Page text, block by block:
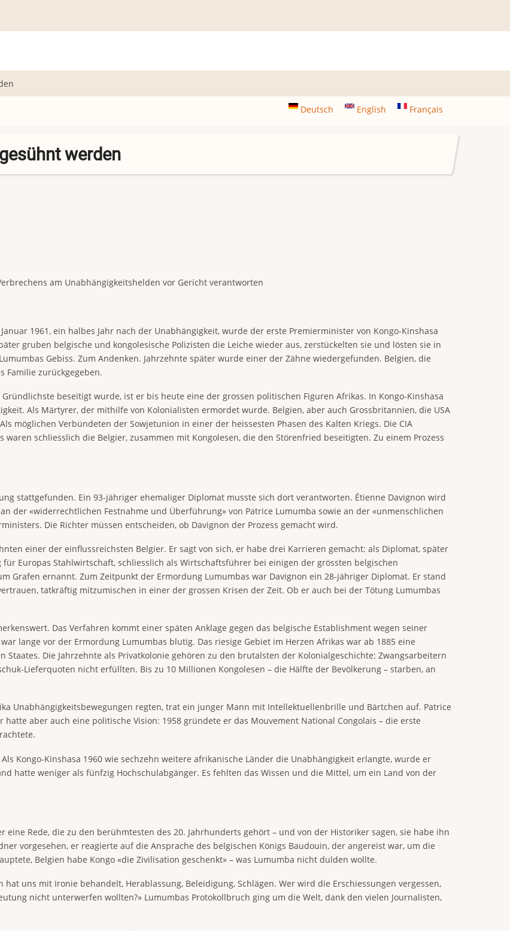
Deutsch English Français
werden
am Unabhängigkeitshelden vor Gericht verantworten
1961, ein halbes Jahr nach der Unabhängigkeit, wurde der erste Premierminister von Kongo-Kinshasa
gruben belgische und kongolesische Polizisten die Leiche wieder aus, zerstückelten sie und lösten sie in
Gebiss. Zum Andenken. Jahrzehnte später wurde einer der Zähne wiedergefunden. Belgien, die
Familie zurückgegeben.
beseitigt wurde, ist er bis heute eine der grossen politischen Figuren Afrikas. In Kongo-Kinshasa
Als Märtyrer, der mithilfe von Kolonialisten ermordet wurde. Belgien, aber auch Grossbritannien, die USA
möglichen Verbündeten der Sowjetunion in einer der heissesten Phasen des Kalten Kriegs. Die CIA
schliesslich die Belgier, zusammen mit Kongolesen, die den Störenfried beseitigten. Zu einem Prozess
stattgefunden. Ein 93-jähriger ehemaliger Diplomat musste sich dort verantworten. Étienne Davignon wird
der «widerrechtlichen Festnahme und Überführung» von Patrice Lumumba sowie an der «unmenschlichen
Die Richter müssen entscheiden, ob Davignon der Prozess gemacht wird.
einer der einflussreichsten Belgier. Er sagt von sich, er habe drei Karrieren gemacht: als Diplomat, später
Europas Stahlwirtschaft, schliesslich als Wirtschaftsführer bei einigen der grössten belgischen
Grafen ernannt. Zum Zeitpunkt der Ermordung Lumumbas war Davignon ein 28-jähriger Diplomat. Er stand
tatkräftig mitzumischen in einer der grossen Krisen der Zeit. Ob er auch bei der Tötung Lumumbas
Das Verfahren kommt einer späten Anklage gegen das belgische Establishment wegen seiner
lange vor der Ermordung Lumumbas blutig. Das riesige Gebiet im Herzen Afrikas war ab 1885 eine
Staates. Die Jahrzehnte als Privatkolonie gehören zu den brutalsten der Kolonialgeschichte: Zwangsarbeitern
Lieferquoten nicht erfüllten. Bis zu 10 Millionen Kongolesen – die Hälfte der Bevölkerung – starben, an
Unabhängigkeitsbewegungen regten, trat ein junger Mann mit Intellektuellenbrille und Bärtchen auf. Patrice
aber auch eine politische Vision: 1958 gründete er das Mouvement National Congolais – die erste
Kongo-Kinshasa 1960 wie sechzehn weitere afrikanische Länder die Unabhängigkeit erlangte, wurde er
hatte weniger als fünfzig Hochschulabgänger. Es fehlten das Wissen und die Mittel, um ein Land von der
Rede, die zu den berühmtesten des 20. Jahrhunderts gehört – und von der Historiker sagen, sie habe ihn
vorgesehen, er reagierte auf die Ansprache des belgischen Königs Baudouin, der angereist war, um die
Belgien habe Kongo «die Zivilisation geschenkt» – was Lumumba nicht dulden wollte.
uns mit Ironie behandelt, Herablassung, Beleidigung, Schlägen. Wer wird die Erschiessungen vergessen,
nicht unterwerfen wollten?» Lumumbas Protokollbruch ging um die Welt, dank den vielen Journalisten,